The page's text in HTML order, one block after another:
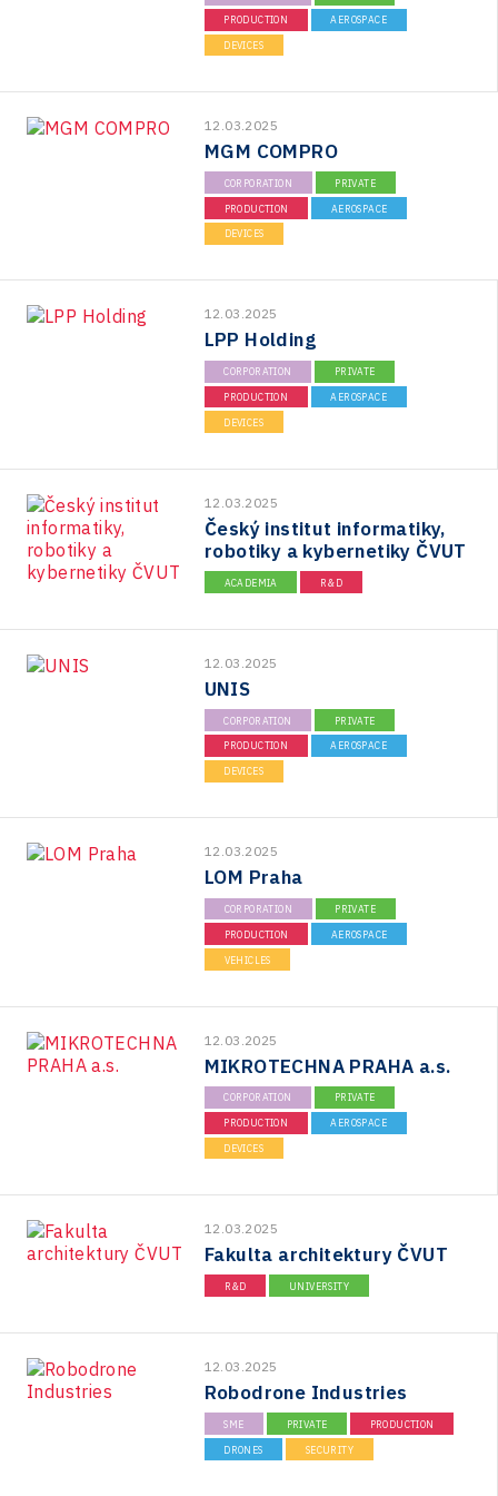
Technická infrastruktura
Technické vzdělávání
PRODUCTION AEROSPACE
DEVICES
12.03.2025
MGM COMPRO
CORPORATION PRIVATE
PRODUCTION AEROSPACE
DEVICES
12.03.2025
LPP Holding
CORPORATION PRIVATE
PRODUCTION AEROSPACE
DEVICES
12.03.2025
Český institut informatiky,
robotiky a kybernetiky ČVUT
ACADEMIA R&D
12.03.2025
UNIS
CORPORATION PRIVATE
PRODUCTION AEROSPACE
DEVICES
12.03.2025
LOM Praha
CORPORATION PRIVATE
PRODUCTION AEROSPACE
VEHICLES
12.03.2025
MIKROTECHNA PRAHA a.s.
CORPORATION PRIVATE
PRODUCTION AEROSPACE
DEVICES
12.03.2025
Fakulta architektury ČVUT
R&D UNIVERSITY
12.03.2025
Robodrone Industries
SME PRIVATE PRODUCTION
DRONES SECURITY